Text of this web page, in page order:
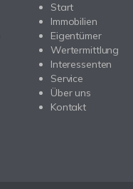
Start
Immobilien
Eigentümer
Wertermittlung
Interessenten
Service
Über uns
Kontakt